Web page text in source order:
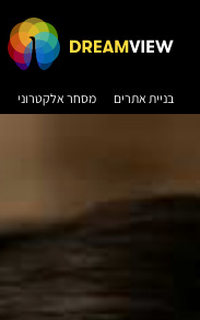
בניית אתרים מסחר אלקטרוני